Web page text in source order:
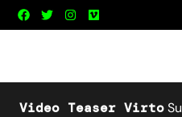
Video Teaser Virto